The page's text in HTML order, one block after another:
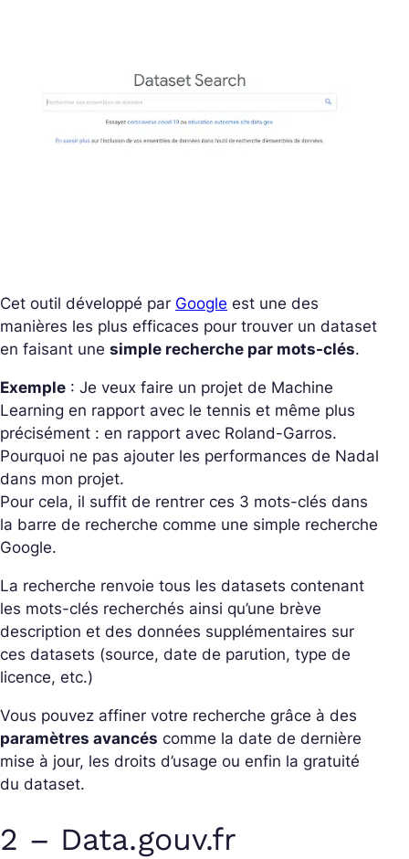
Cet outil développé par Google est une des
manières les plus efficaces pour trouver un dataset
en faisant une simple recherche par mots-clés.
Exemple : Je veux faire un projet de Machine
Learning en rapport avec le tennis et même plus
précisément : en rapport avec Roland-Garros.
Pourquoi ne pas ajouter les performances de Nadal
dans mon projet.
Pour cela, il suffit de rentrer ces 3 mots-clés dans
la barre de recherche comme une simple recherche
Google.
La recherche renvoie tous les datasets contenant
les mots-clés recherchés ainsi qu’une brève
description et des données supplémentaires sur
ces datasets (source, date de parution, type de
licence, etc.)
Vous pouvez affiner votre recherche grâce à des
paramètres avancés comme la date de dernière
mise à jour, les droits d’usage ou enfin la gratuité
du dataset.
2 – Data.gouv.fr